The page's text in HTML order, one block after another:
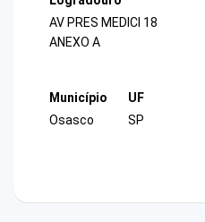
AV PRES MEDICI 18
ANEXO A
Município
Osasco
UF
SP